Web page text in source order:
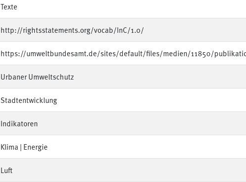
Texte
http://rightsstatements.org/vocab/InC/1.0/
https://umweltbundesamt.de/sites/default/files/medien/11850/
Urbaner Umweltschutz
Stadtentwicklung
Indikatoren
Klima | Energie
Luft